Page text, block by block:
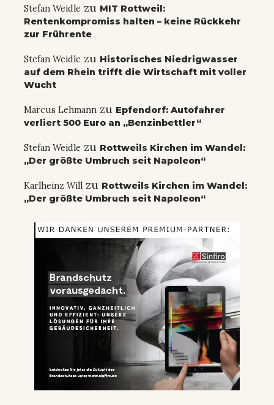
Stefan Weidle zu MIT Rottweil:
Rentenkompromiss halten – keine Rückkehr
zur Frührente
Stefan Weidle zu Historisches Niedrigwasser
auf dem Rhein trifft die Wirtschaft mit voller
Wucht
Marcus Lehmann zu Epfendorf: Autofahrer
verliert 500 Euro an „Benzinbettler“
Stefan Weidle zu Rottweils Kirchen im Wandel:
„Der größte Umbruch seit Napoleon“
Karlheinz Will zu Rottweils Kirchen im Wandel:
„Der größte Umbruch seit Napoleon“